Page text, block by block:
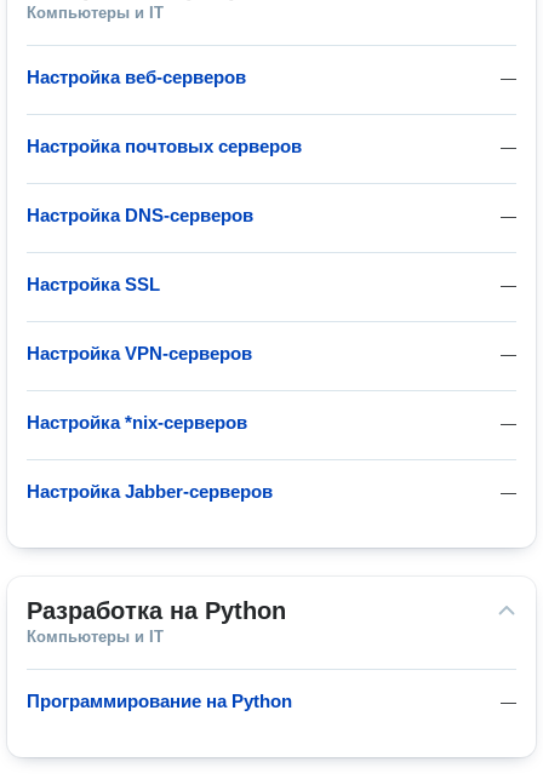
Компьютеры и IT
—
Настройка веб-серверов
—
Настройка почтовых серверов
—
Настройка DNS-серверов
—
Настройка SSL
—
Настройка VPN-серверов
—
Настройка *nix-серверов
—
Настройка Jabber-серверов
Разработка на Python
Компьютеры и IT
—
Программирование на Python